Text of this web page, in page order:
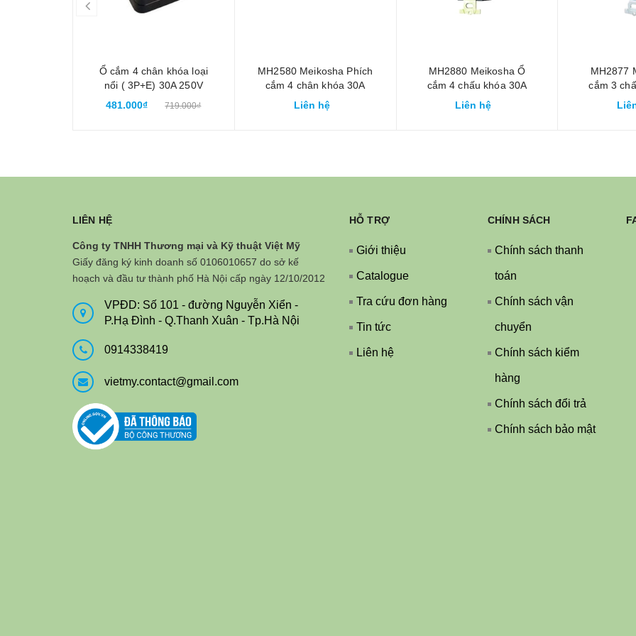
Ổ cắm 4 chân khóa loại
nổi ( 3P+E) 30A 250V
Meikosha MH2890
481.000₫ 719.000₫
MH2580 Meikosha Phích
cắm 4 chân khóa 30A
480V 3P+E cao su
Liên hệ
MH2880 Meikosha Ổ
cắm 4 chấu khóa 30A
480V 2P+E
Liên hệ
MH2877
cắm 3
LIÊN HỆ
Công ty TNHH Thương mại và Kỹ thuật Việt Mỹ
Giấy đăng ký kinh doanh số 0106010657 do sở kế
hoạch và đầu tư thành phố Hà Nội cấp ngày 12/10/2012
VPĐD: Số 101 - đường Nguyễn Xiển -
P.Hạ Đình - Q.Thanh Xuân - Tp.Hà Nội
0914338419
vietmy.contact@gmail.com
HỖ TRỢ
Giới thiệu
Catalogue
Tra cứu đơn hàng
Tin tức
Liên hệ
CHÍNH SÁCH
Chính sách thanh
toán
Chính sách vận
chuyển
Chính sách kiểm
hàng
Chính sách đổi trả
Chính sách bảo mật